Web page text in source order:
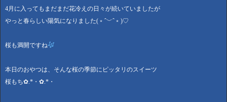
4月に入ってもまだまだ花冷えの日々が続いていましたが
やっと春らしい陽気になりました(﹡ˆ﹀ˆ﹡)♡
桜も満開ですね
本日のおやつは、そんな桜の季節にピッタリのスイーツ
桜もち✿.*・✿.*・